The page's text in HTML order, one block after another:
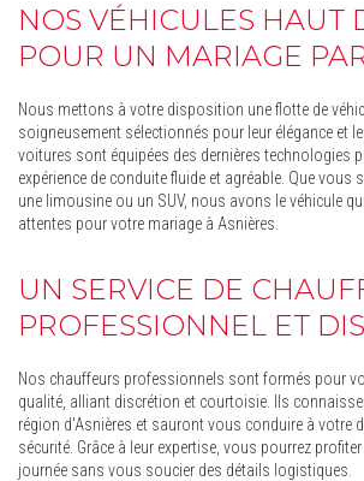
NOS VÉHICULES HAUT
POUR UN MARIAGE
Nous mettons à votre disposition une flotte de
soigneusement sélectionnés pour leur élégance et
voitures sont équipées des dernières technologies
expérience de conduite fluide et agréable. Que vous
une limousine ou un SUV, nous avons le véhicule
attentes pour votre mariage à Asnières.
UN SERVICE DE
PROFESSIONNEL ET
Nos chauffeurs professionnels sont formés pour
qualité, alliant discrétion et courtoisie. Ils
région d'Asnières et sauront vous conduire à votre
sécurité. Grâce à leur expertise, vous pourrez
journée sans vous soucier des détails logistiques.